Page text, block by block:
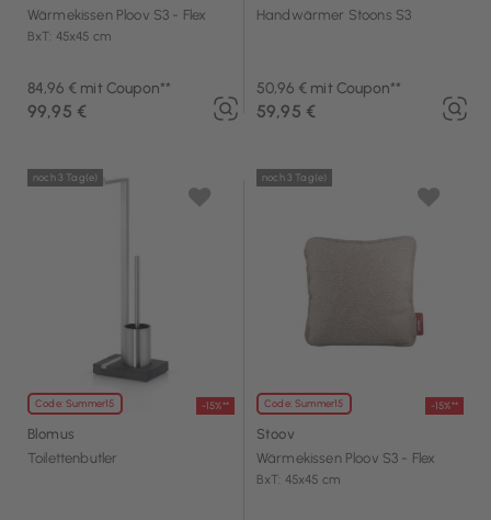
Wärmekissen Ploov S3 - Flex
BxT: 45x45 cm
84,96 € mit Coupon**
99,95 €
Handwärmer Stoons S3
50,96 € mit Coupon**
59,95 €
Code: Summer15 -15%**
noch 3 Tag(e)
Blomus
Toilettenbutler
Code: Summer15 -15%**
noch 3 Tag(e)
Stoov
Wärmekissen Ploov S3 - Flex
BxT: 45x45 cm